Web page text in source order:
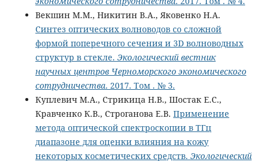
Векшин М.М., Никитин В.А., Яковенко Н.А.
Синтез оптических волноводов со сложной
формой поперечного сечения и 3D волноводных
структур в стекле. Экологический вестник
научных центров Черноморского экономического
сотрудничества. 2017. Том . № 3.
Куплевич М.А., Стрикица Н.В., Шостак Е.С.,
Кравченко К.В., Строганова Е.В. Применение
метода оптической спектроскопии в ТГц
диапазоне для оценки влияния на кожу
некоторых косметических средств. Экологический